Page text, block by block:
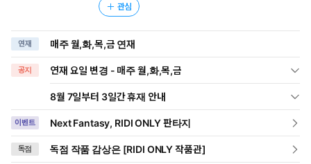
관심
연재 매주 월,화,목,금 연재
공지 연재 요일 변경 - 매주 월,화,목,금
8월 7일부터 3일간 휴재 안내
이벤트 Next Fantasy, RIDI ONLY 판타지
독점 독점 작품 감상은 [RIDI ONLY 작품관]